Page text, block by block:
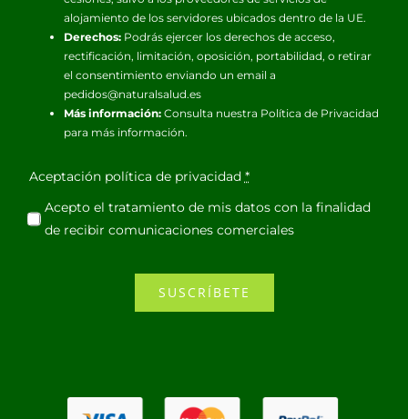
alojamiento de los servidores ubicados dentro de la UE.
Derechos:Podrás ejercer los derechos de acceso,
rectificación, limitación, oposición, portabilidad, o retirar
el consentimiento enviando un email a
pedidos@naturalsalud.es
Más información:Consulta nuestra Política de Privacidad
para más información.
Aceptación política de privacidad *
Acepto el tratamiento de mis datos con la finalidad
de recibir comunicaciones comerciales
SUSCRÍBETE